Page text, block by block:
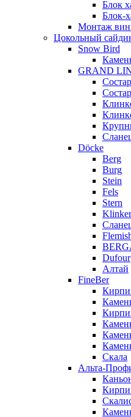
Блок
Блок-
Монтаж
Цокольный
Snow Bird
GRAND
Döcke
Berg
Burg
Stein
Fels
Stern
Klinker
Dufour
Алтай
FineBer
Скала
Альта-